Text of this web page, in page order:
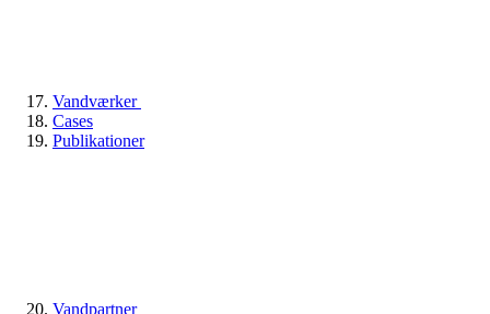
Vandværker
Cases
Publikationer
Vandpartner